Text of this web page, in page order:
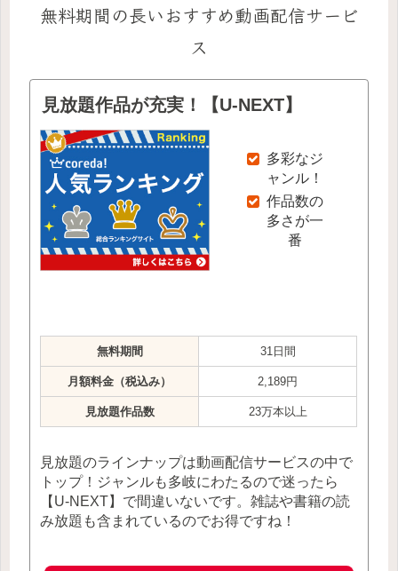
無料期間の長いおすすめ動画配信サービ
ス
見放題作品が充実！【U-NEXT】
多彩なジ
ャンル！
作品数の
多さが一
番
無料期間 31日間
月額料金（税込み） 2,189円
見放題作品数 23万本以上
見放題のラインナップは動画配信サービスの中で
トップ！ジャンルも多岐にわたるので迷ったら
【U-NEXT】で間違いないです。雑誌や書籍の読
み放題も含まれているのでお得ですね！